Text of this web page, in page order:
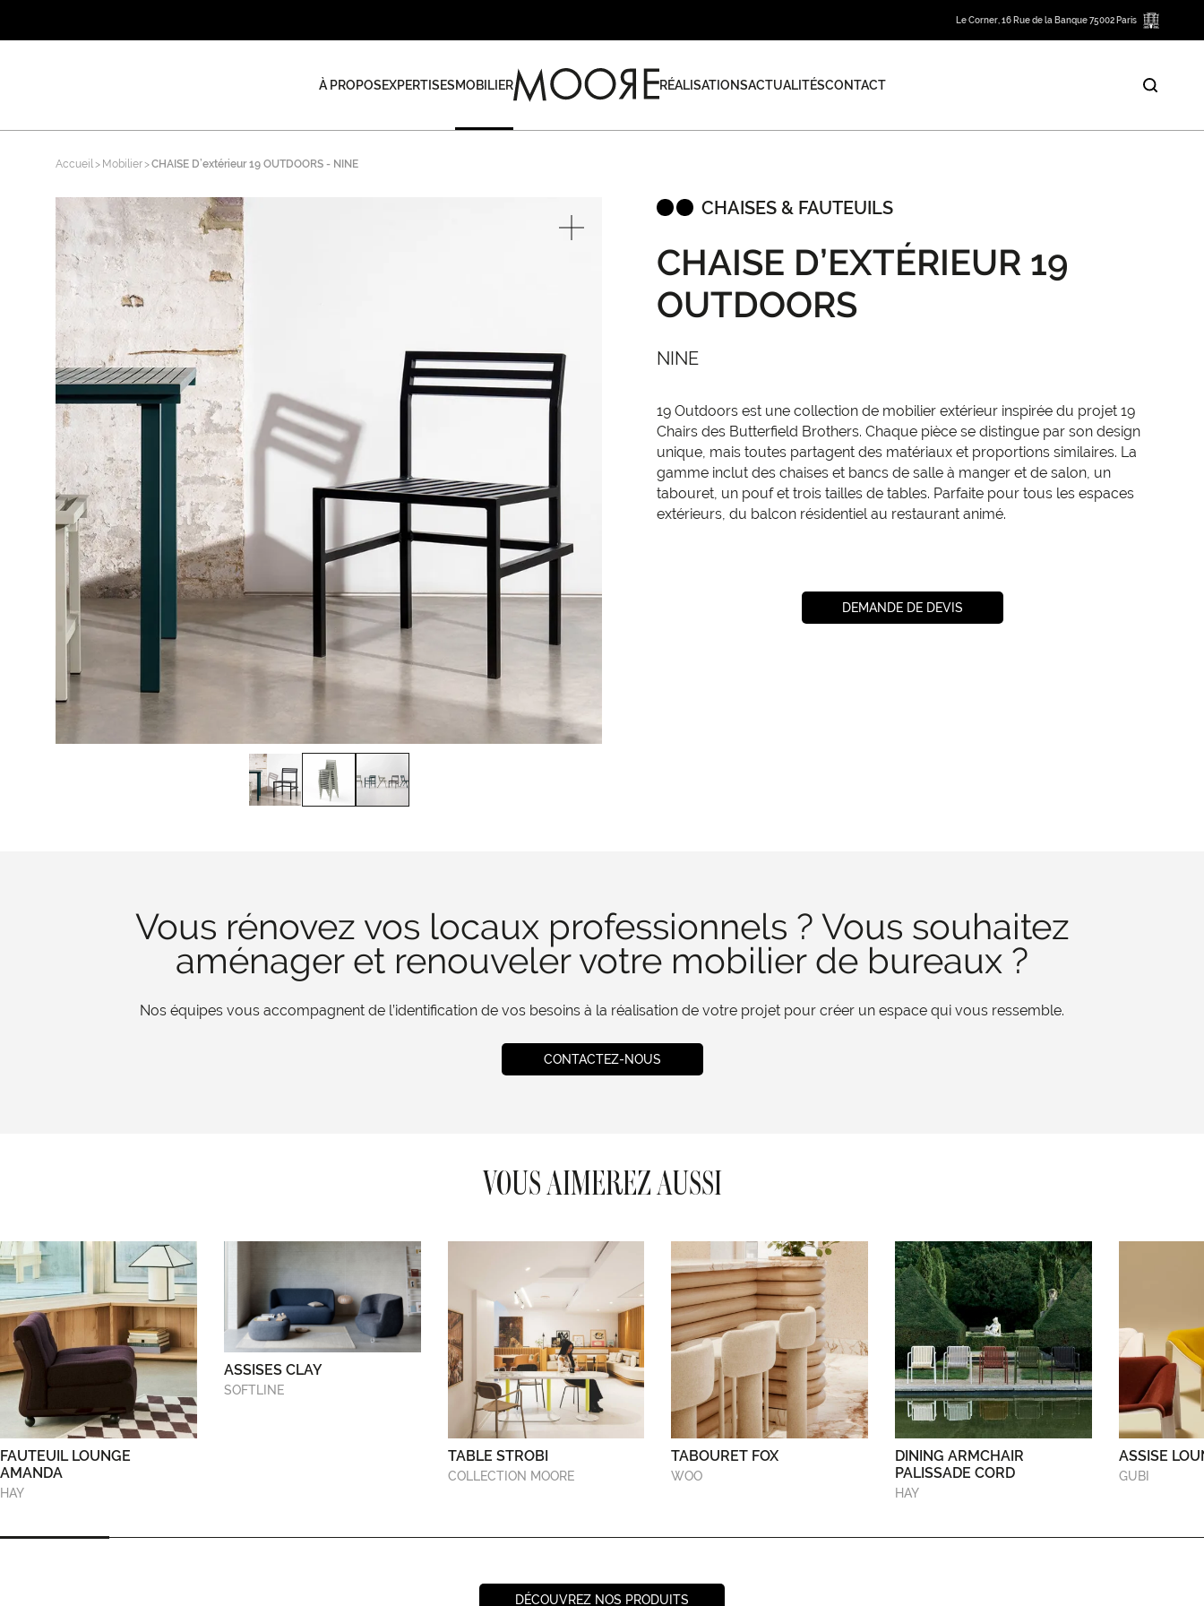
Le Corner, 16 Rue de la Banque 75002 Paris
À PROPOSEXPERTISESMOBILIER RÉALISATIONSACTUALITÉSCONTACT
Accueil Mobilier CHAISE D’extérieur 19 OUTDOORS - NINE
CHAISES & FAUTEUILS
CHAISE D’EXTÉRIEUR 19
OUTDOORS
NINE
19 Outdoors est une collection de mobilier extérieur inspirée du projet 19
Chairs des Butterfield Brothers. Chaque pièce se distingue par son design
unique, mais toutes partagent des matériaux et proportions similaires. La
gamme inclut des chaises et bancs de salle à manger et de salon, un
tabouret, un pouf et trois tailles de tables. Parfaite pour tous les espaces
extérieurs, du balcon résidentiel au restaurant animé.
DEMANDE DE DEVIS
Vous rénovez vos locaux professionnels ? Vous souhaitez
aménager et renouveler votre mobilier de bureaux ?
Nos équipes vous accompagnent de l’identification de vos besoins à la réalisation de votre projet pour créer un espace qui vous ressemble.
CONTACTEZ-NOUS
VOUS AIMEREZ AUSSI
FAUTEUIL LOUNGE
AMANDA
HAY
ASSISES CLAY
SOFTLINE
TABLE STROBI
COLLECTION MOORE
TABOURET FOX
WOO
DINING ARMCHAIR
PALISSADE CORD
HAY
ASSISE
GUBI
DÉCOUVREZ NOS PRODUITS